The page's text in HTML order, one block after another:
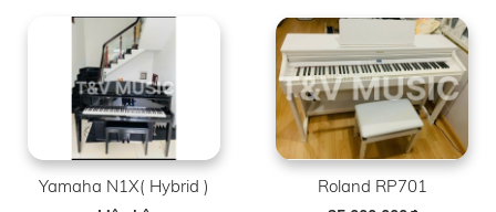
Yamaha N1X( Hybrid ) Roland RP701